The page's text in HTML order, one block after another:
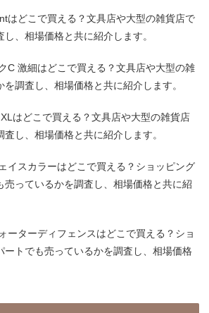
はどこで買える？文具店や大型の雑貨店で
、相場価格と共に紹介します。
C 激細はどこで買える？文具店や大型の雑
調査し、相場価格と共に紹介します。
はどこで買える？文具店や大型の雑貨店
し、相場価格と共に紹介します。
イスカラーはどこで買える？ショッピング
売っているかを調査し、相場価格と共に紹
ーターディフェンスはどこで買える？ショ
ートでも売っているかを調査し、相場価格